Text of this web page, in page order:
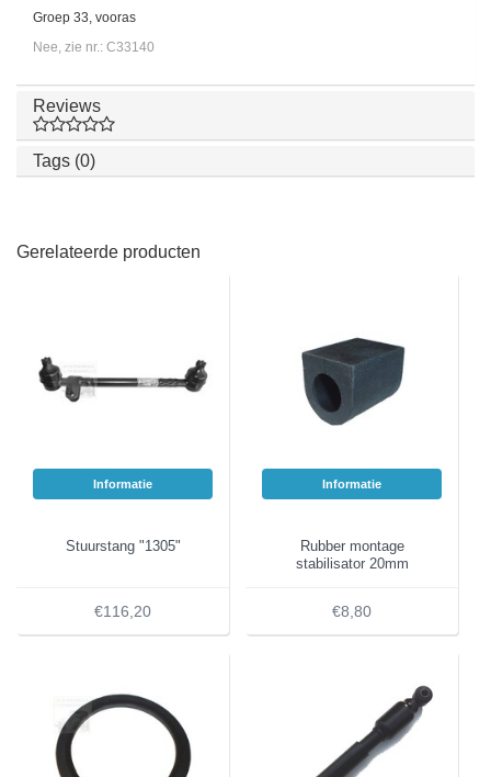
Groep 33, vooras
Nee, zie nr.: C33140
Reviews
Tags (0)
Gerelateerde producten
Informatie
Stuurstang "1305"
€116,20
Informatie
Rubber montage
stabilisator 20mm
€8,80